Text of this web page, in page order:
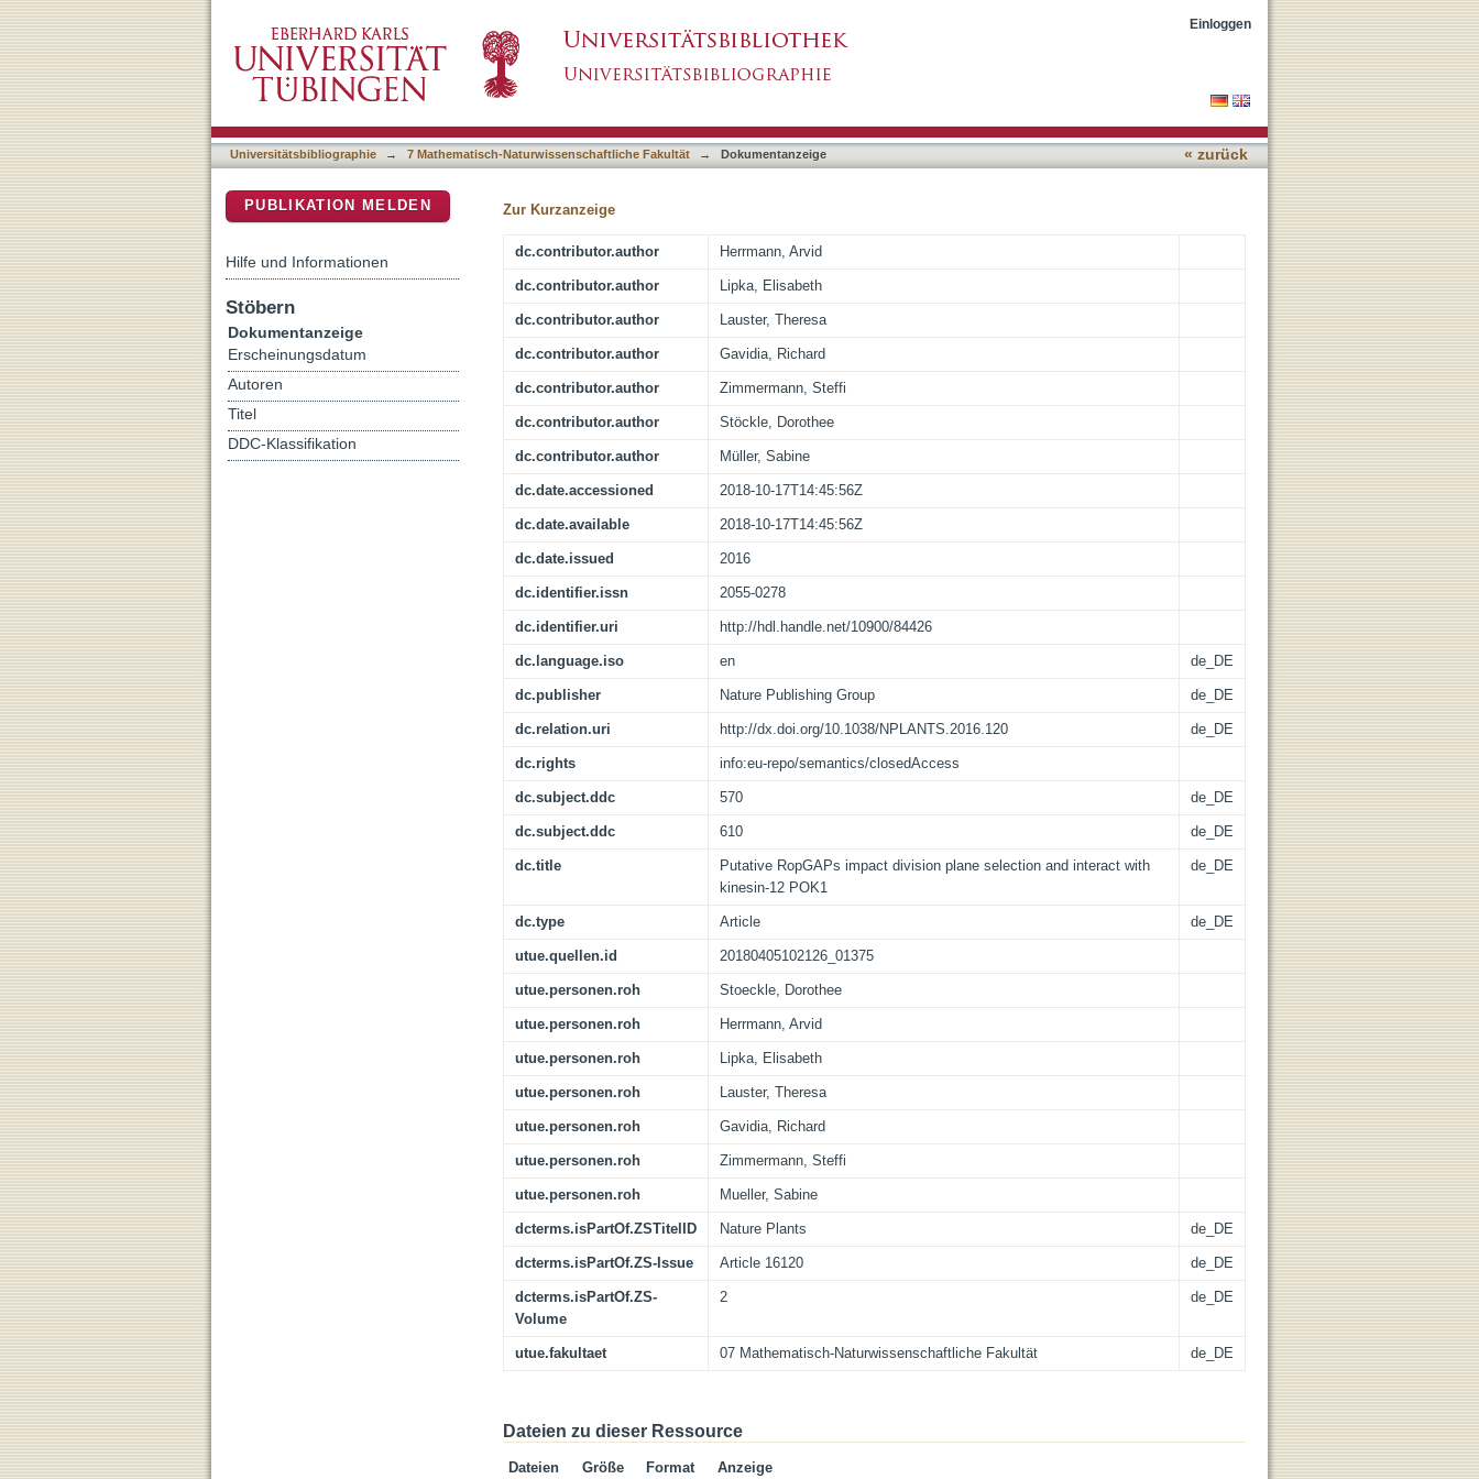
Einloggen
Universitätsbibliographie → 7 Mathematisch-Naturwissenschaftliche Fakultät → Dokumentanzeige « zurück
Zur Kurzanzeige
dc.contributor.author Herrmann, Arvid
dc.contributor.author Lipka, Elisabeth
dc.contributor.author Lauster, Theresa
dc.contributor.author Gavidia, Richard
dc.contributor.author Zimmermann, Steffi
dc.contributor.author Stöckle, Dorothee
dc.contributor.author Müller, Sabine
dc.date.accessioned 2018-10-17T14:45:56Z
dc.date.available 2018-10-17T14:45:56Z
dc.date.issued 2016
dc.identifier.issn 2055-0278
dc.identifier.uri http://hdl.handle.net/10900/84426
dc.language.iso en de_DE
dc.publisher Nature Publishing Group de_DE
dc.relation.uri http://dx.doi.org/10.1038/NPLANTS.2016.120 de_DE
dc.rights info:eu-repo/semantics/closedAccess
dc.subject.ddc 570 de_DE
dc.subject.ddc 610 de_DE
dc.title
Putative RopGAPs impact division plane selection and interact with
kinesin-12 POK1
de_DE
dc.type Article de_DE
utue.quellen.id 20180405102126_01375
utue.personen.roh Stoeckle, Dorothee
utue.personen.roh Herrmann, Arvid
utue.personen.roh Lipka, Elisabeth
utue.personen.roh Lauster, Theresa
utue.personen.roh Gavidia, Richard
utue.personen.roh Zimmermann, Steffi
utue.personen.roh Mueller, Sabine
dcterms.isPartOf.ZSTitelID Nature Plants de_DE
dcterms.isPartOf.ZS-Issue Article 16120 de_DE
dcterms.isPartOf.ZS-
Volume
2 de_DE
utue.fakultaet 07 Mathematisch-Naturwissenschaftliche Fakultät de_DE
Dateien zu dieser Ressource
Dateien Größe Format Anzeige
PUBLIKATION MELDEN
Hilfe und Informationen
Stöbern
Dokumentanzeige
Erscheinungsdatum
Autoren
Titel
DDC-Klassifikation